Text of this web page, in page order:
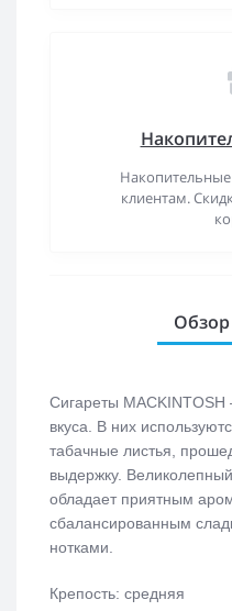
клиентам.
Обзор
Сигареты
вкуса. В них
табачные листья,
выдержку.
обладает приятным
сбалансированным
нотками.
Крепость: средняя